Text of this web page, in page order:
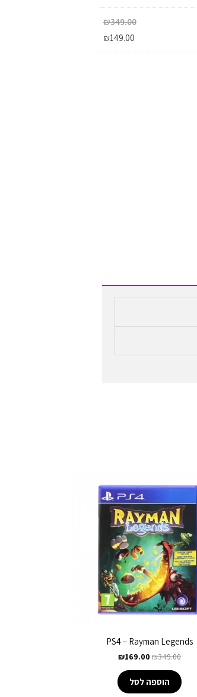
₪349.00
₪149.00
PS4 – Rayman Legends
₪349.00
₪169.00
הוספה לסל